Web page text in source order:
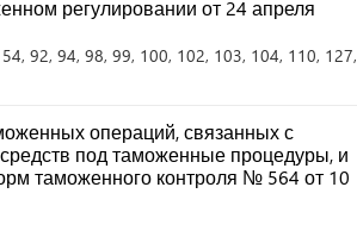
регулировании от 24 апреля
, 92, 94, 98, 99, 100, 102, 103, 104, 110, 127,
операций, связанных с
под таможенные процедуры, и
таможенного контроля № 564 от 10